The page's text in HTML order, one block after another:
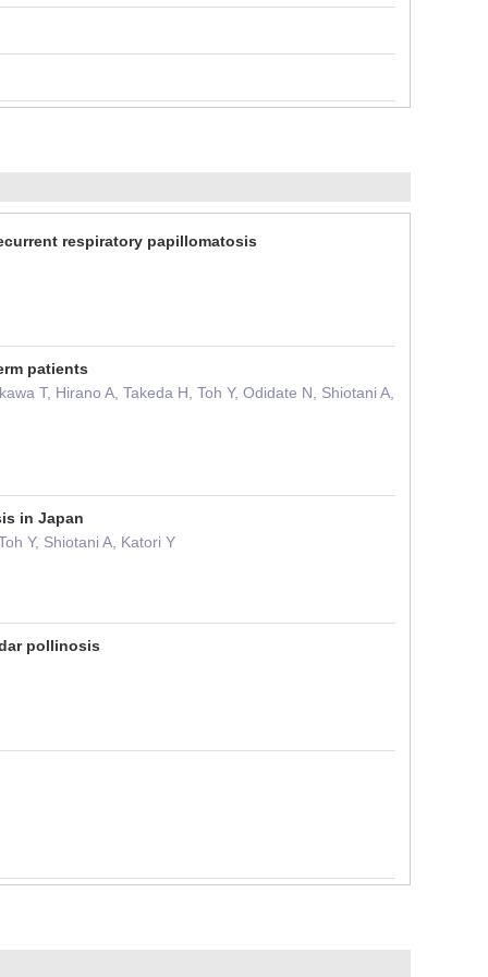
respiratory papillomatosis
patients
T, Hirano A, Takeda H, Toh Y, Odidate N, Shiotani A,
in Japan
Y, Shiotani A, Katori Y
pollinosis